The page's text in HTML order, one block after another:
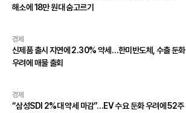
해소에 18만 원대 숨고르기
경제
신제품 출시 지연에 2.30% 약세…한미반도체, 수출 둔화
우려에 매물 출회
경제
“삼성SDI 2%대 약세 마감”…EV 수요 둔화 우려에 52주